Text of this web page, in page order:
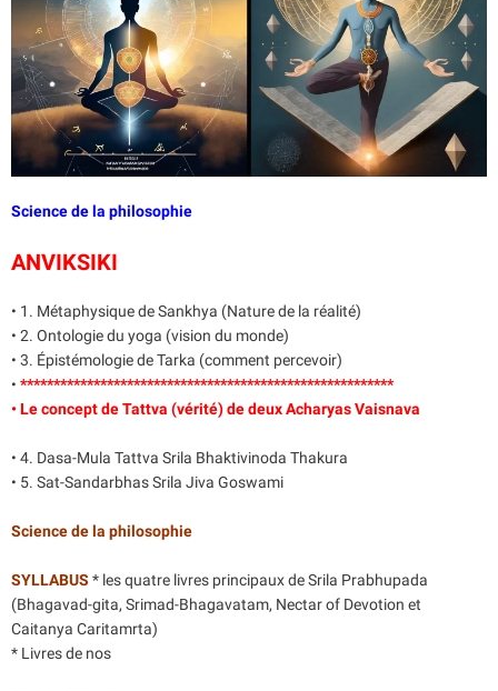
Science de la philosophie
ANVIKSIKI
• 1. Métaphysique de Sankhya (Nature de la réalité)
• 2. Ontologie du yoga (vision du monde)
• 3. Épistémologie de Tarka (comment percevoir)
• ********************************************************
• Le concept de Tattva (vérité) de deux Acharyas Vaisnava
• 4. Dasa-Mula Tattva Srila Bhaktivinoda Thakura
• 5. Sat-Sandarbhas Srila Jiva Goswami
Science de la philosophie
SYLLABUS * les quatre livres principaux de Srila Prabhupada
(Bhagavad-gita, Srimad-Bhagavatam, Nectar of Devotion et
Caitanya Caritamrta)
* Livres de nos